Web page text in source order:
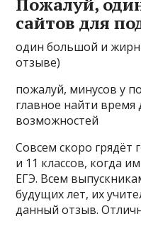
сайтов для
один большой и
отзыве)
пожалуй, минусов у
главное найти время
возможностей
Совсем скоро грядёт
и 11 классов, когда
ЕГЭ. Всем
будущих лет, их
данный отзыв.